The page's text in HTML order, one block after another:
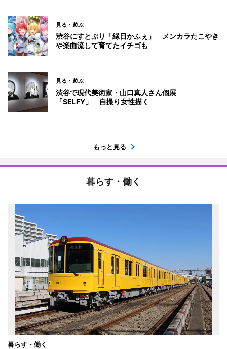
見る・遊ぶ
渋谷にすとぷり「縁日かふぇ」 メンカラたこやき
や楽曲流して育てたイチゴも
見る・遊ぶ
渋谷で現代美術家・山口真人さん個展
「SELFY」 自撮り女性描く
もっと見る
暮らす・働く
暮らす・働く